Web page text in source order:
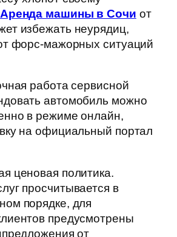
Аренда машины в Сочи от
избежать неурядиц,
форс-мажорных ситуаций
работа сервисной
автомобиль можно
в режиме онлайн,
на официальный портал
ценовая политика.
просчитывается в
порядке, для
предусмотрены
от